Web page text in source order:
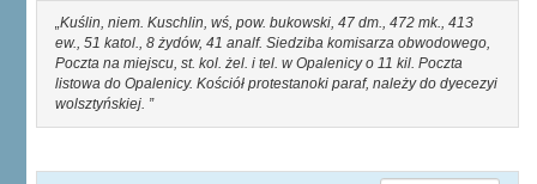
Kuślin, niem. Kuschlin, wś, pow. bukowski, 47 dm., 472 mk., 413
ew., 51 katol., 8 żydów, 41 analf. Siedziba komisarza obwodowego,
Poczta na miejscu, st. kol. żel. i tel. w Opalenicy o 11 kil. Poczta
listowa do Opalenicy. Kościół protestanoki paraf, należy do dyecezyi
wolsztyńskiej.